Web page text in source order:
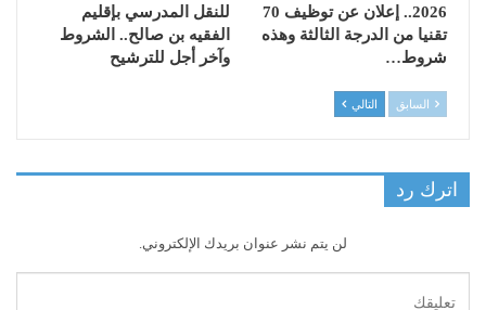
2026.. إعلان عن توظيف 70
تقنيا من الدرجة الثالثة وهذه
شروط…
للنقل المدرسي بإقليم
الفقيه بن صالح.. الشروط
وآخر أجل للترشيح
السابق التالي
اترك رد
لن يتم نشر عنوان بريدك الإلكتروني.